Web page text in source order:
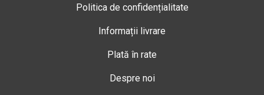
Politica de confidențialitate
Informații livrare
Plată în rate
Despre noi